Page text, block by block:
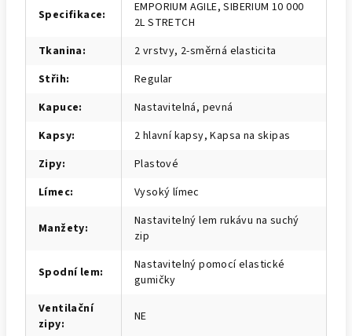
Specifikace:
EMPORIUM AGILE, SIBERIUM 10 000
2L STRETCH
Tkanina:
2 vrstvy, 2-směrná elasticita
Střih:
Regular
Kapuce:
Nastavitelná, pevná
Kapsy:
2 hlavní kapsy, Kapsa na skipas
Zipy:
Plastové
Límec: Vysoký límec
Manžety:
Nastavitelný lem rukávu na suchý
zip
Spodní lem:
Nastavitelný pomocí elastické
gumičky
Ventilační
zipy: NE